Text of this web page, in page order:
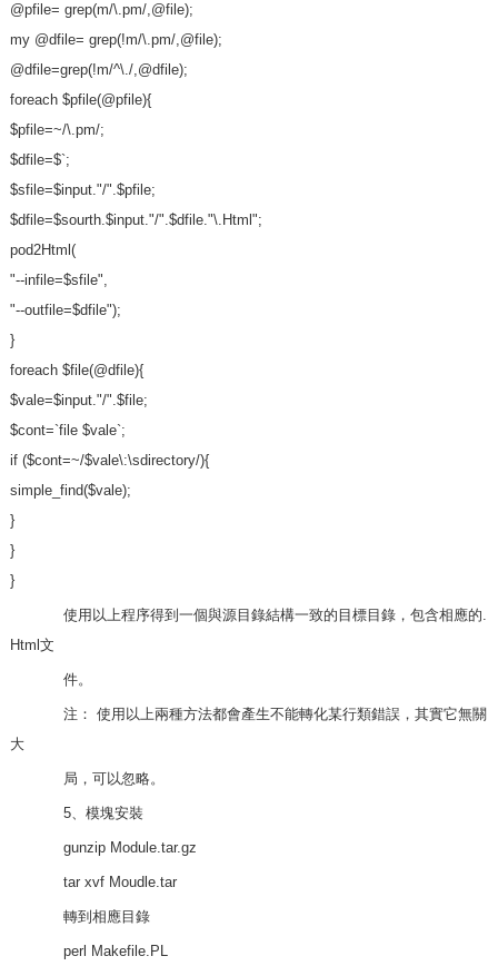
@pfile= grep(m/\.pm/,@file);
my @dfile= grep(!m/\.pm/,@file);
@dfile=grep(!m/^\./,@dfile);
foreach $pfile(@pfile){
$pfile=~/\.pm/;
$dfile=$`;
$sfile=$input."/".$pfile;
$dfile=$sourth.$input."/".$dfile."\.Html";
pod2Html(
"--infile=$sfile",
"--outfile=$dfile");
}
foreach $file(@dfile){
$vale=$input."/".$file;
$cont=`file $vale`;
if ($cont=~/$vale\:\sdirectory/){
simple_find($vale);
}
}
}
使用以上程序得到一個與源目錄結構一致的目標目錄，包含相應的.
Html文
件。
注： 使用以上兩種方法都會產生不能轉化某行類錯誤，其實它無關
大
局，可以忽略。
5、模塊安裝
gunzip Module.tar.gz
tar xvf Moudle.tar
轉到相應目錄
perl Makefile.PL